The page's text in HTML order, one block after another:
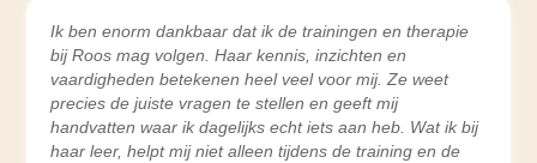
Ik ben enorm dankbaar dat ik de trainingen en therapie
bij Roos mag volgen. Haar kennis, inzichten en
vaardigheden betekenen heel veel voor mij. Ze weet
precies de juiste vragen te stellen en geeft mij
handvatten waar ik dagelijks echt iets aan heb. Wat ik bij
haar leer, helpt mij niet alleen tijdens de training en de